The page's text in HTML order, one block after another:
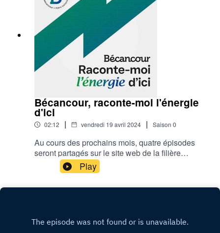
Bécancour, raconte-moi l'énergie
d'ici
02:12 | vendredi 19 avril 2024 | Saison 0
Au cours des prochains mois, quatre épisodes
seront partagés sur le site web de la filière
batterie. Les auditeurs auront la chance de se
plonger dans l’histoire de la SPIPB et pourront
3 : la révolution sociale (2000-2010)Épisode 4 :
Play